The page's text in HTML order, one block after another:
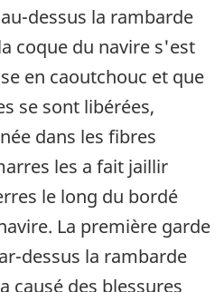
dessus la rambarde
coque du navire s'est
en caoutchouc et que
se sont libérées,
dans les fibres
les a fait jaillir
le long du bordé
La première garde
dessus la rambarde
causé des blessures